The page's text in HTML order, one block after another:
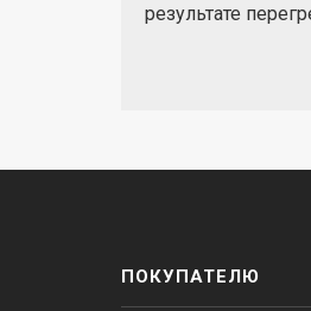
результате
ПОКУПАТЕЛЮ